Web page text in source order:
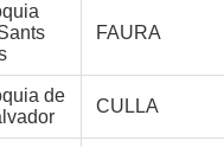
FAURA
de
CULLA